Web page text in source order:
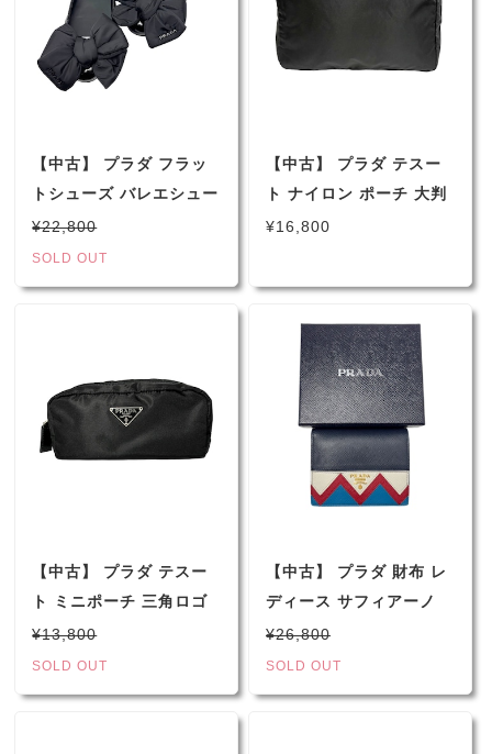
【中古】 プラダ フラッ
トシューズ バレエシュー
ズ リボン パテント ブラ
ック 36 1/2 23.5cm レ
ディース 3F5083
¥22,800
SOLD OUT
【中古】 プラダ テスー
ト ナイロン ポーチ 大判
トライアングルロゴ ナイ
1NA021
¥16,800
【中古】 プラダ テスー
ト ミニポーチ 三角ロゴ
アクセポーチ メイクポー
チ 小物入れ ブラック 男
女兼用
¥13,800
SOLD OUT
【中古】 プラダ 財布 レ
ディース サフィアーノ
レザー 二つ折り財布 ネ
イビー マルチ 1MV204
¥26,800
SOLD OUT